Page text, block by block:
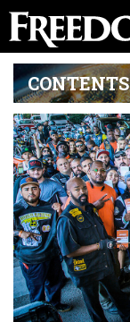
CONTENTS